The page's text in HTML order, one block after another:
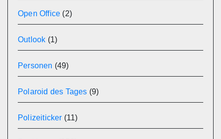
Open Office (2)
Outlook (1)
Personen (49)
Polaroid des Tages (9)
Polizeiticker (11)